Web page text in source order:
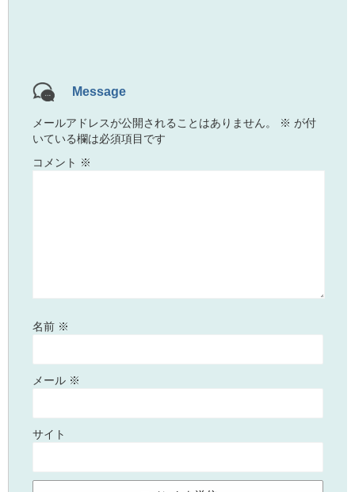
Message
メールアドレスが公開されることはありません。 ※ が付
いている欄は必須項目です
コメント ※
名前 ※
メール ※
サイト